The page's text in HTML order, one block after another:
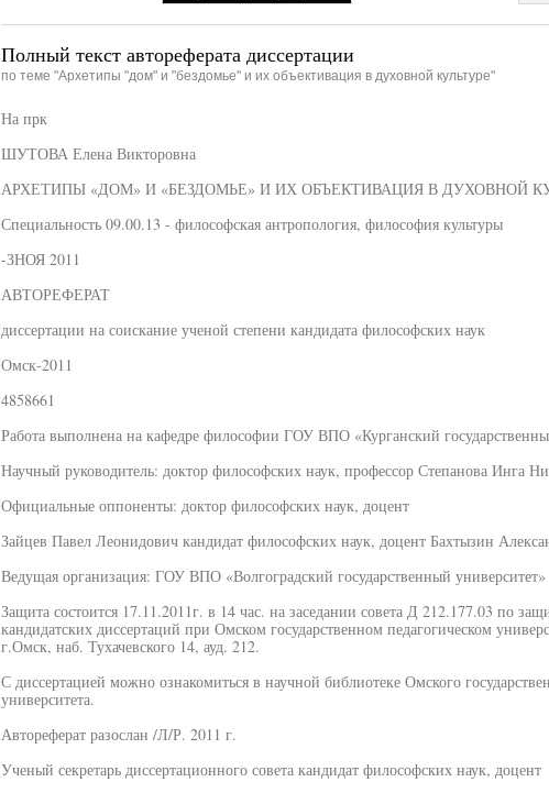
Полный текст автореферата диссертации
по теме "Архетипы "дом" и "бездомье" и их объективация в духовной культуре"
На прк
ШУТОВА Елена Викторовна
АРХЕТИПЫ «ДОМ» И «БЕЗДОМЬЕ» И ИХ ОБЪЕКТИВАЦИЯ В ДУХОВНОЙ
Специальность 09.00.13 - философская антропология, философия культуры
-ЗНОЯ 2011
АВТОРЕФЕРАТ
диссертации на соискание ученой степени кандидата философских наук
Омск-2011
4858661
Работа выполнена на кафедре философии ГОУ ВПО «Курганский
Научный руководитель: доктор философских наук, профессор Степанова Инга
Официальные оппоненты: доктор философских наук, доцент
Зайцев Павел Леонидович кандидат философских наук, доцент Бахтызин
Ведущая организация: ГОУ ВПО «Волгоградский государственный университет»
Защита состоится 17.11.2011г. в 14 час. на заседании совета Д 212.177.03 по
кандидатских диссертаций при Омском государственном педагогическом
г.Омск, наб. Тухачевского 14, ауд. 212.
С диссертацией можно ознакомиться в научной библиотеке Омского
университета.
Автореферат разослан /Л/Р. 2011 г.
Ученый секретарь диссертационного совета кандидат философских наук, доцент